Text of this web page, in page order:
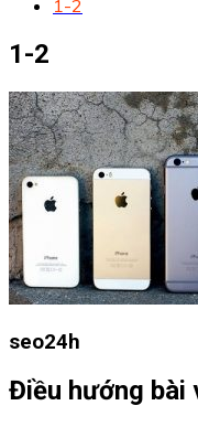
1-2
1-2
seo24h
Điều hướng bài